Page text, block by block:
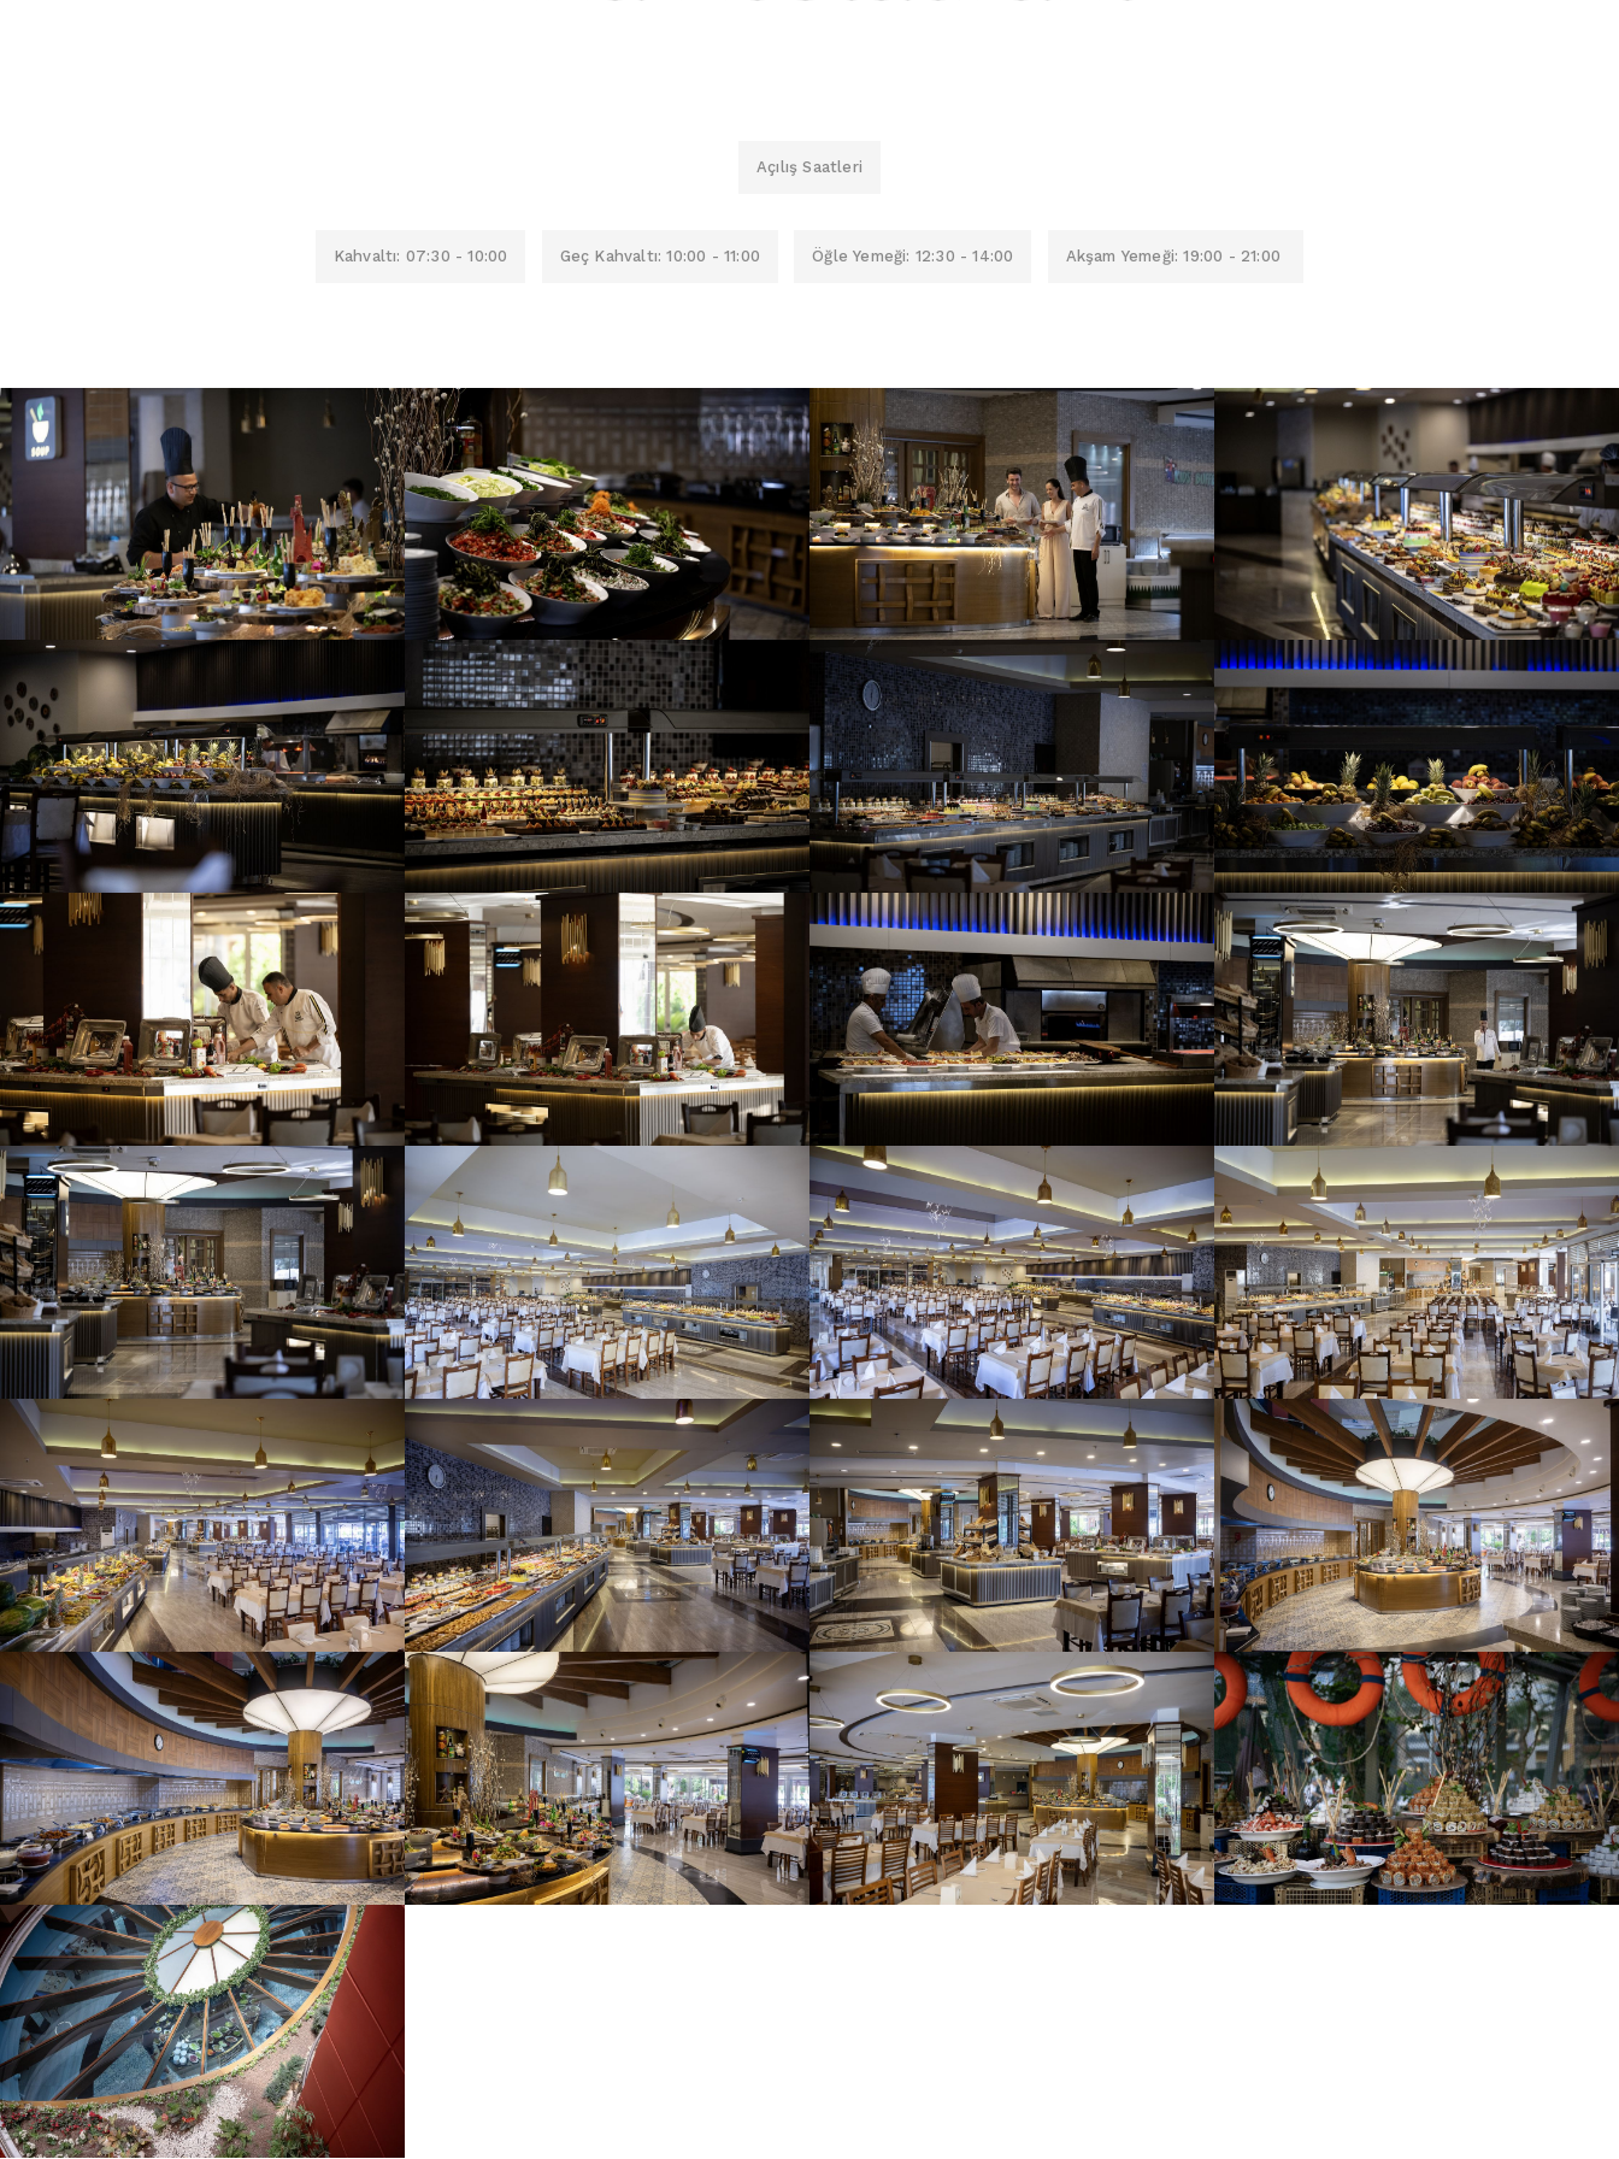
Açılış Saatleri
Kahvaltı: 07:30 - 10:00 Geç Kahvaltı: 10:00 - 11:00 Öğle Yemeği: 12:30 - 14:00 Akşam Yemeği: 19:00 - 21:00